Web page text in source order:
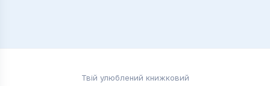
Твій улюблений книжковий